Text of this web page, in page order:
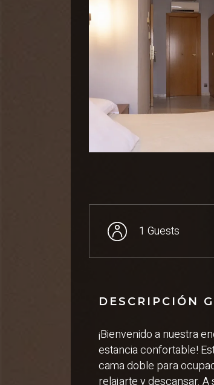
1 Guests
DESCRIPCIÓN
¡Bienvenido a nuestra
estancia confortable!
cama doble para
relajarte y descansar.